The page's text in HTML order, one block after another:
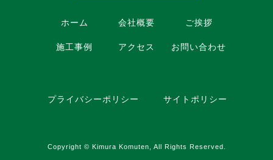
ホーム 会社概要 ご挨拶
施工事例 アクセス お問い合わせ
プライバシーポリシー サイトポリシー
Copyright © Kimura Komuten, All Rights Reserved.